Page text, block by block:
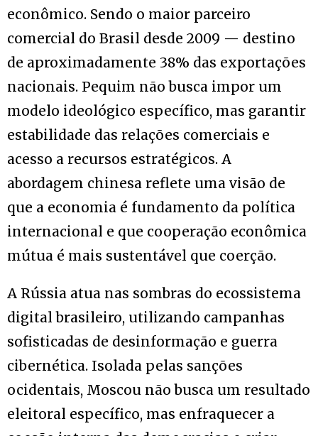
econômico. Sendo o maior parceiro
comercial do Brasil desde 2009 — destino
de aproximadamente 38% das exportações
nacionais. Pequim não busca impor um
modelo ideológico específico, mas garantir
estabilidade das relações comerciais e
acesso a recursos estratégicos. A
abordagem chinesa reflete uma visão de
que a economia é fundamento da política
internacional e que cooperação econômica
mútua é mais sustentável que coerção.
A Rússia atua nas sombras do ecossistema
digital brasileiro, utilizando campanhas
sofisticadas de desinformação e guerra
cibernética. Isolada pelas sanções
ocidentais, Moscou não busca um resultado
eleitoral específico, mas enfraquecer a